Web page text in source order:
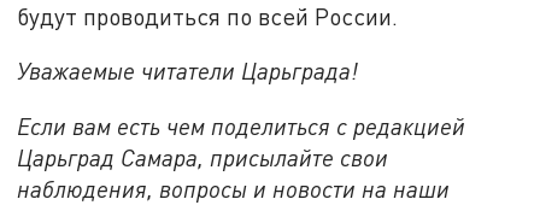
будут проводиться по всей России.
Уважаемые читатели Царьграда!
Если вам есть чем поделиться с редакцией
Царьград Самара, присылайте свои
наблюдения, вопросы и новости на наши